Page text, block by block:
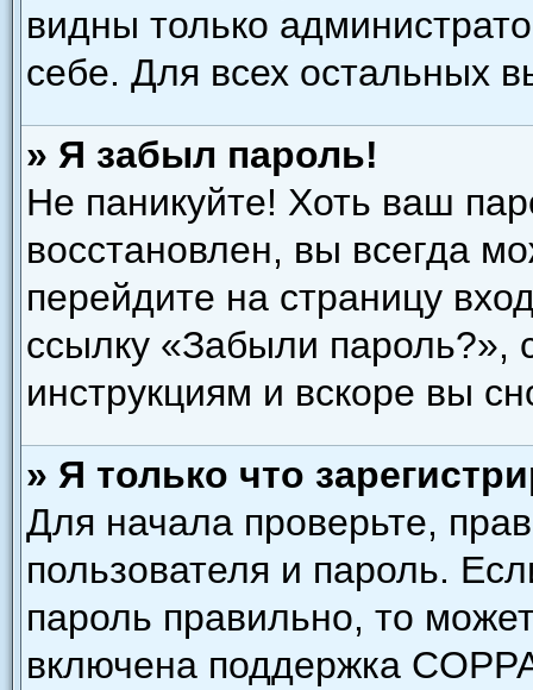
видны только
себе. Для всех остальных
» Я забыл пароль!
Не паникуйте! Хоть ваш
восстановлен, вы всегда
перейдите на страницу
ссылку «Забыли пароль?»,
инструкциям и вскоре вы
» Я только что
Для начала проверьте,
пользователя и пароль.
пароль правильно, то
включена поддержка